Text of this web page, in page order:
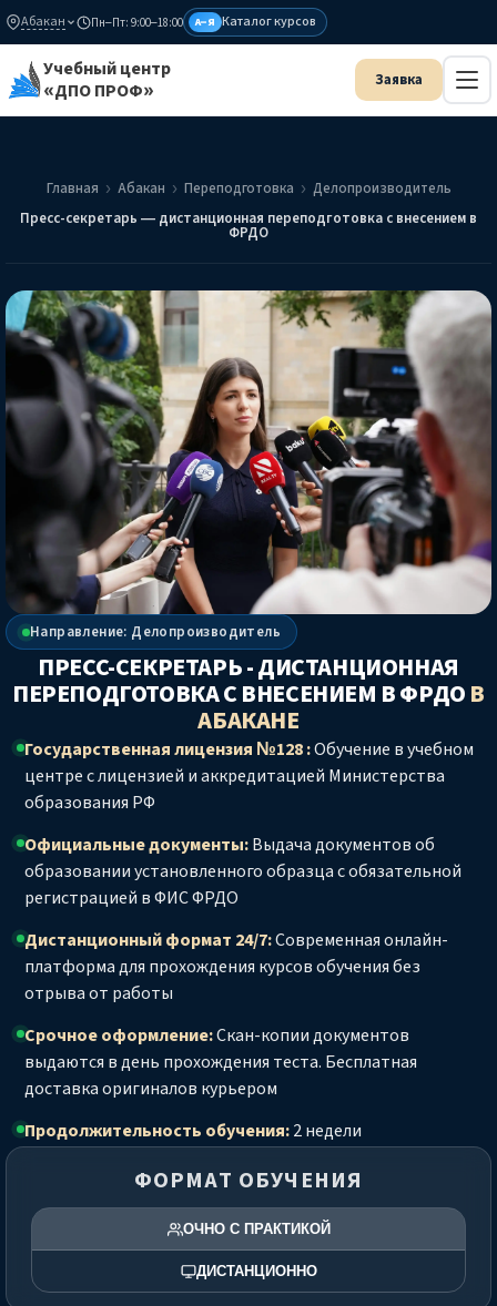
Абакан Пн–Пт: 9:00–18:00 А–Я Каталог курсов
Учебный центр
«ДПО ПРОФ»
Главная Абакан Переподготовка
Делопроизводитель
Пресс-секретарь — дистанционная переподготовка с внесением в
ФРДО
Направление: Делопроизводитель
ПРЕСС-СЕКРЕТАРЬ - ДИСТАНЦИОННАЯ
ПЕРЕПОДГОТОВКА С ВНЕСЕНИЕМ В ФРДОВ
АБАКАНЕ
Государственная лицензия №128 :Обучение в учебном
центре с лицензией и аккредитацией Министерства
образования РФ
Официальные документы:Выдача документов об
образовании установленного образца с обязательной
регистрацией в ФИС ФРДО
Дистанционный формат 24/7:Современная онлайн-
платформа для прохождения курсов обучения без
отрыва от работы
Срочное оформление:Скан-копии документов
выдаются в день прохождения теста. Бесплатная
доставка оригиналов курьером
Продолжительность обучения:2 недели
ФОРМАТ ОБУЧЕНИЯ
ОЧНО С ПРАКТИКОЙ
ДИСТАНЦИОННО